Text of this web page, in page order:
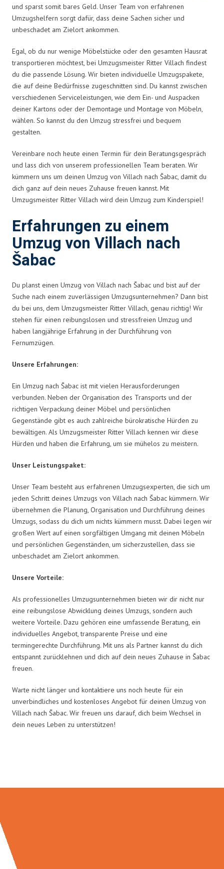
und sparst somit bares Geld. Unser Team von erfahrenen
Umzugshelfern sorgt dafür, dass deine Sachen sicher und
unbeschadet am Zielort ankommen.
Egal, ob du nur wenige Möbelstücke oder den gesamten Hausrat
transportieren möchtest, bei Umzugsmeister Ritter Villach findest
du die passende Lösung. Wir bieten individuelle Umzugspakete,
die auf deine Bedürfnisse zugeschnitten sind. Du kannst zwischen
verschiedenen Serviceleistungen, wie dem Ein- und Auspacken
deiner Kartons oder der Demontage und Montage von Möbeln,
wählen. So kannst du den Umzug stressfrei und bequem
gestalten.
Vereinbare noch heute einen Termin für dein Beratungsgespräch
und lass dich von unserem professionellen Team beraten. Wir
kümmern uns um deinen Umzug von Villach nach Šabac, damit du
dich ganz auf dein neues Zuhause freuen kannst. Mit
Umzugsmeister Ritter Villach wird dein Umzug zum Kinderspiel!
Erfahrungen zu einem
Umzug von Villach nach
Šabac
Du planst einen Umzug von Villach nach Šabac und bist auf der
Suche nach einem zuverlässigen Umzugsunternehmen? Dann bist
du bei uns, dem Umzugsmeister Ritter Villach, genau richtig! Wir
stehen für einen reibungslosen und stressfreien Umzug und
haben langjährige Erfahrung in der Durchführung von
Fernumzügen.
Unsere Erfahrungen:
Ein Umzug nach Šabac ist mit vielen Herausforderungen
verbunden. Neben der Organisation des Transports und der
richtigen Verpackung deiner Möbel und persönlichen
Gegenstände gibt es auch zahlreiche bürokratische Hürden zu
bewältigen. Als Umzugsmeister Ritter Villach kennen wir diese
Hürden und haben die Erfahrung, um sie mühelos zu meistern.
Unser Leistungspaket:
Unser Team besteht aus erfahrenen Umzugsexperten, die sich um
jeden Schritt deines Umzugs von Villach nach Šabac kümmern. Wir
übernehmen die Planung, Organisation und Durchführung deines
Umzugs, sodass du dich um nichts kümmern musst. Dabei legen wir
großen Wert auf einen sorgfältigen Umgang mit deinen Möbeln
und persönlichen Gegenständen, um sicherzustellen, dass sie
unbeschadet am Zielort ankommen.
Unsere Vorteile:
Als professionelles Umzugsunternehmen bieten wir dir nicht nur
eine reibungslose Abwicklung deines Umzugs, sondern auch
weitere Vorteile. Dazu gehören eine umfassende Beratung, ein
individuelles Angebot, transparente Preise und eine
termingerechte Durchführung. Mit uns als Partner kannst du dich
entspannt zurücklehnen und dich auf dein neues Zuhause in Šabac
freuen.
Warte nicht länger und kontaktiere uns noch heute für ein
unverbindliches und kostenloses Angebot für deinen Umzug von
Villach nach Šabac. Wir freuen uns darauf, dich beim Wechsel in
dein neues Leben zu unterstützen!